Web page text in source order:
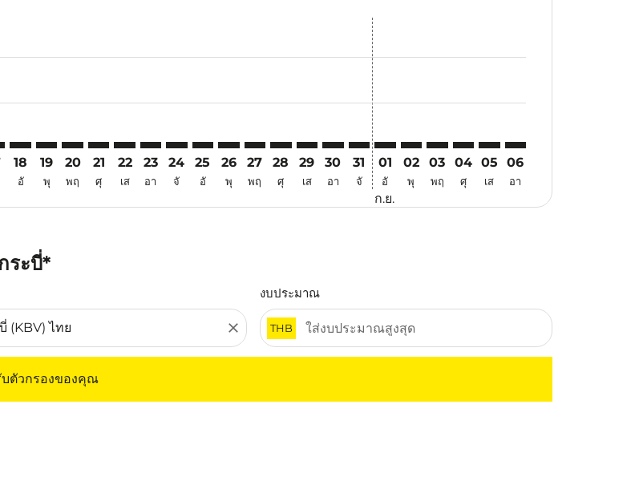
18
อั
19
พุ
MYY–KBV: cmp-view-offers-disclaimer. ค้นหาข้อเสนอ
20
พฤ
MYY–KBV: cmp-view-offers-disclaimer. ค้นหาข้อเสนอ
21
ศุ
MYY–KBV: cmp-view-offers-disclaimer. ค้นหาข้อเสนอ
22
เส
MYY–KBV: cmp-view-offers-disclaimer. ค้นหาข้อเสนอ
23
อา
MYY–KBV: cmp-view-offers-disclaimer. ค้นหาข้อเสนอ
24
จั
MYY–KBV: cmp-view-offers-disclaimer. ค้นหาข้อเสนอ
25
อั
MYY–KBV: cmp-view-offers-disclaimer. ค้นหาข้อเสนอ
26
พุ
MYY–KBV: cmp-view-offers-disclaimer. ค้นหาข้อเสนอ
27
พฤ
MYY–KBV: cmp-view-offers-disclaimer. ค้นหาข้อเสนอ
28
ศุ
MYY–KBV: cmp-view-offers-disclaimer. ค้นหาข้อเสนอ
29
เส
MYY–KBV: cmp-view-offers-disclaimer. ค้นหาข้อเสนอ
30
อา
MYY–KBV: cmp-view-offers-disclaimer. ค้นหาข้อ
31
จั
01
อั
ก.ย.
02
พุ
03
พฤ
04
ศุ
05
เส
06
อา
ระบี่*
close
งบประมาณ
THB
ตัวกรองของคุณ